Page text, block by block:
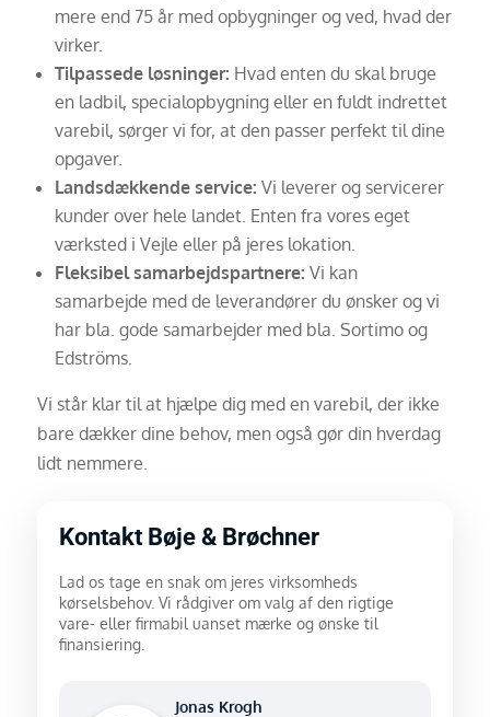
mere end 75 år med opbygninger og ved, hvad der
virker.
Tilpassede løsninger: Hvad enten du skal bruge
en ladbil, specialopbygning eller en fuldt indrettet
varebil, sørger vi for, at den passer perfekt til dine
opgaver.
Landsdækkende service: Vi leverer og servicerer
kunder over hele landet. Enten fra vores eget
værksted i Vejle eller på jeres lokation.
Fleksibel samarbejdspartnere: Vi kan
samarbejde med de leverandører du ønsker og vi
har bla. gode samarbejder med bla. Sortimo og
Edströms.
Vi står klar til at hjælpe dig med en varebil, der ikke
bare dækker dine behov, men også gør din hverdag
lidt nemmere.
Kontakt Bøje & Brøchner
Lad os tage en snak om jeres virksomheds
kørselsbehov. Vi rådgiver om valg af den rigtige
vare- eller firmabil uanset mærke og ønske til
finansiering.
Jonas Krogh